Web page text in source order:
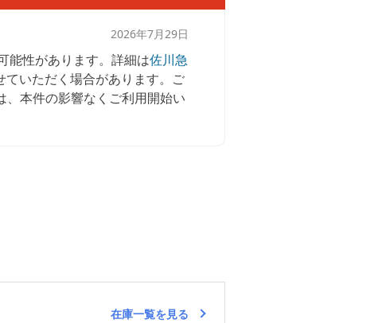
2026年7月29日
能性があります。詳細は佐川急
いただく場合があります。ご
本件の影響なくご利用開始い
在庫一覧を見る